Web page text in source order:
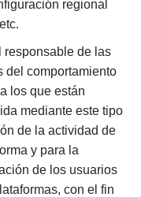
regional
responsable de las
del comportamiento
los que están
mediante este tipo
de la actividad de
y para la
de los usuarios
con el fin